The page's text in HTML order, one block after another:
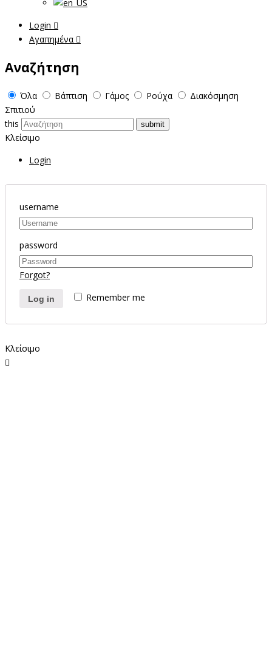
Login
Αγαπημένα
Αναζήτηση
Όλα Βάπτιση Γάμος Ρούχα
Διακόσμηση
Σπιτιού
this
Κλείσιμο
Login
username
password
Forgot?
Remember me
Log in
Κλείσιμο